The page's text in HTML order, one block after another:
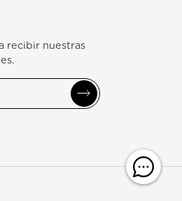
recibir nuestras